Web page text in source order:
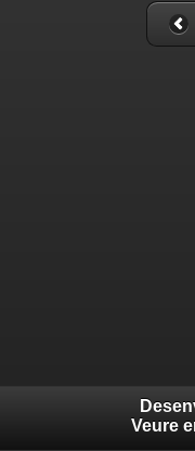
Veure